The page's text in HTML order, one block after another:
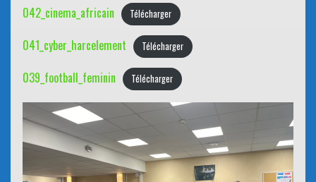
042_cinema_africain
Télécharger
041_cyber_harcelement Télécharger
039_football_feminin Télécharger